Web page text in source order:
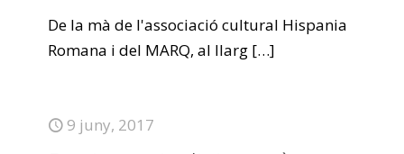
De la mà de l'associació cultural Hispania
Romana i del MARQ, al llarg […]
9 juny, 2017